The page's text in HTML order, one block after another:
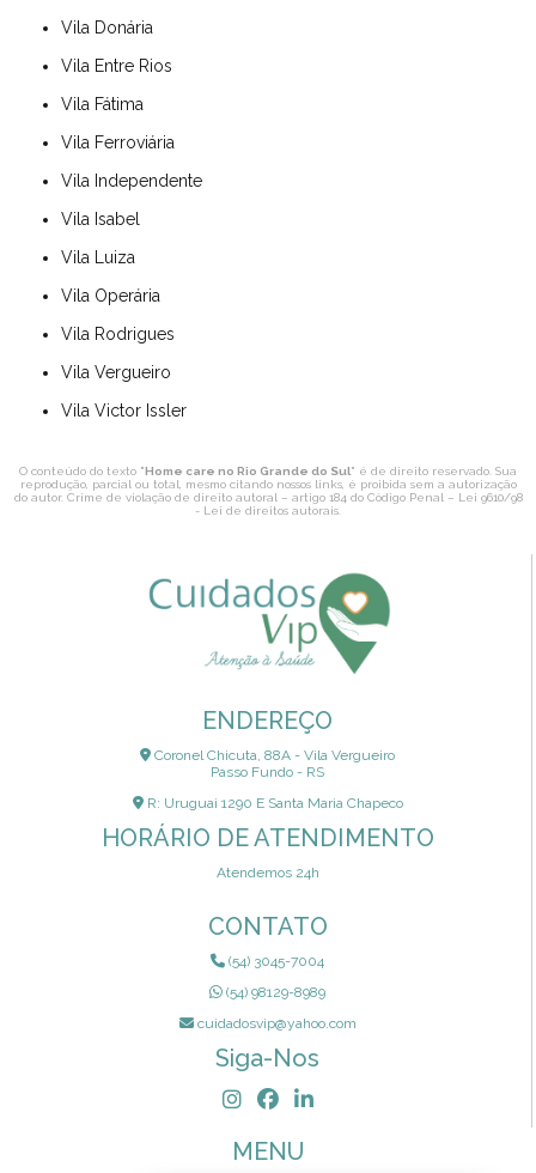
Vila Donária
Vila Entre Rios
Vila Fátima
Vila Ferroviária
Vila Independente
Vila Isabel
Vila Luiza
Vila Operária
Vila Rodrigues
Vila Vergueiro
Vila Victor Issler
O conteúdo do texto "Home care no Rio Grande do Sul" é de direito reservado. Sua
reprodução, parcial ou total, mesmo citando nossos links, é proibida sem a autorização
do autor. Crime de violação de direito autoral – artigo 184 do Código Penal – Lei 9610/98
- Lei de direitos autorais
ENDEREÇO
Coronel Chicuta, 88A - Vila Vergueiro
Passo Fundo - RS
R: Uruguai 1290 E Santa Maria Chapeco
HORÁRIO DE ATENDIMENTO
Atendemos 24h
CONTATO
(54) 3045-7004
(54) 98129-8989
cuidadosvip@yahoo.com
Siga-Nos
MENU